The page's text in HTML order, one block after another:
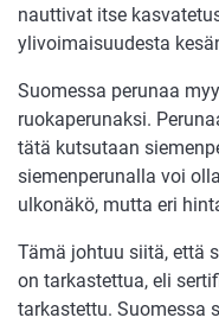
nauttivat itse
ylivoimaisuudesta
Suomessa perunaa
ruokaperunaksi.
tätä kutsutaan
siemenperunalla voi
ulkonäkö, mutta eri
Tämä johtuu siitä, että
on tarkastettua, eli
tarkastettu. Suomessa